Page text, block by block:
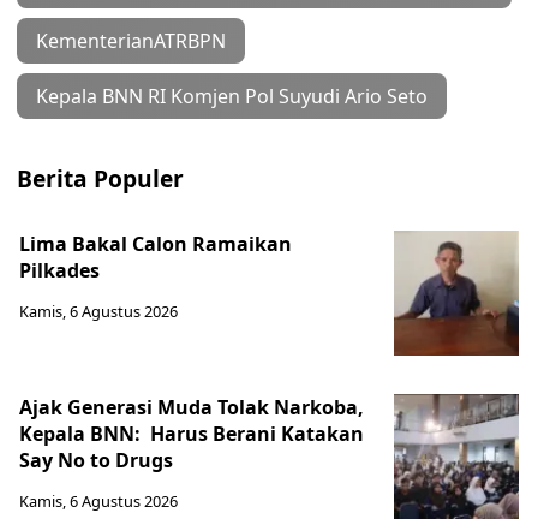
KementerianATRBPN
Kepala BNN RI Komjen Pol Suyudi Ario Seto
Berita Populer
Lima Bakal Calon Ramaikan
Pilkades
Kamis, 6 Agustus 2026
Ajak Generasi Muda Tolak Narkoba,
Kepala BNN: Harus Berani Katakan
Say No to Drugs
Kamis, 6 Agustus 2026